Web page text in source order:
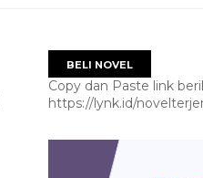
BELI NOVEL
Copy dan Paste link
https://lynk.id/